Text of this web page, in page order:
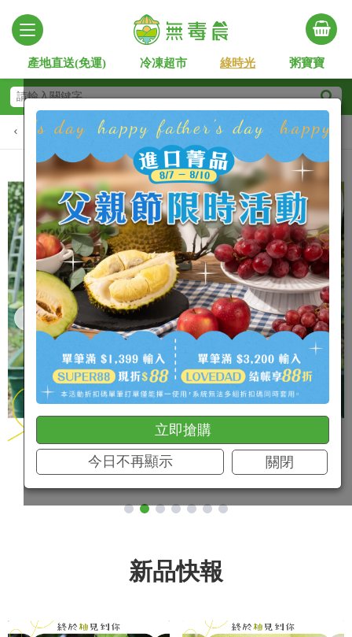
產地直送(免運) 冷凍超市 綠時光 粥寶寶
新品快報 人氣商品 在地小農 安心時蔬 進
Slide 2 of 7
新品快報
立即搶購
今日不再顯示 關閉